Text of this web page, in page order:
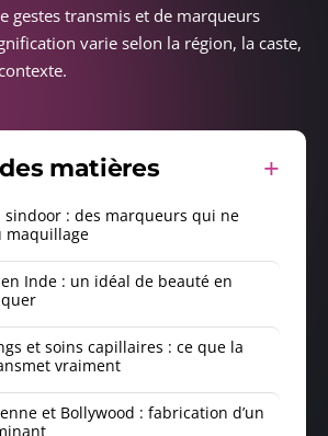
gestes transmis et de marqueurs
varie selon la région, la caste,
matières
sindoor : des marqueurs qui ne
maquillage
Inde : un idéal de beauté en
et soins capillaires : ce que la
vraiment
et Bollywood : fabrication d’un